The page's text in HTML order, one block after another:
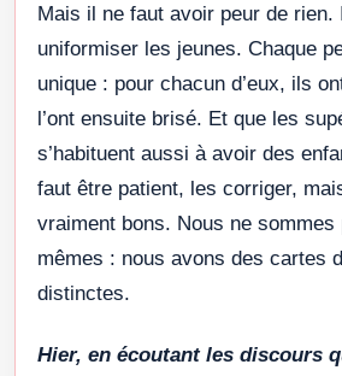
Mais il ne faut avoir peur de rien.
uniformiser les jeunes. Chaque
unique : pour chacun d’eux, ils
l’ont ensuite brisé. Et que les
s’habituent aussi à avoir des
faut être patient, les corriger,
vraiment bons. Nous ne sommes
mêmes : nous avons des cartes
distinctes.
Hier, en écoutant les discours